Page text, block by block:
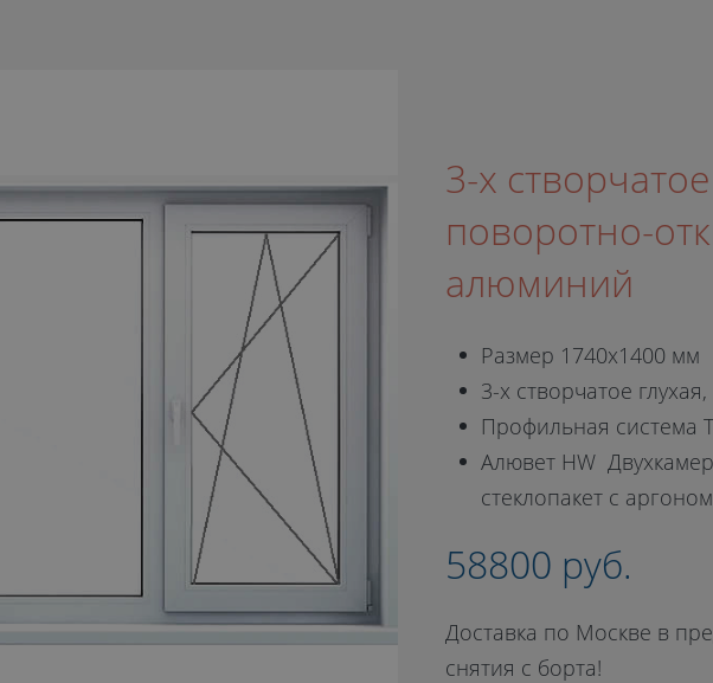
3-х
поворотно-
алюминий
Размер 1740x1400 мм
3-х створчатое
Профильная система
Алювет HW
стеклопакет с
58800 руб.
Доставка по Москве в
снятия с борта!